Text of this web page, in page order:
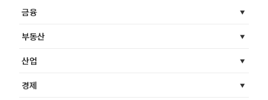
금융
부동산
산업
경제